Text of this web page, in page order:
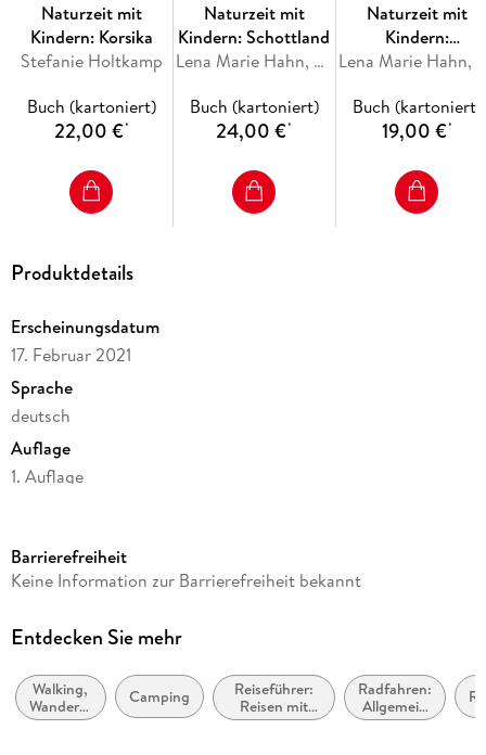
Naturzeit mit
Kindern: Korsika
Stefanie Holtkamp
Buch (kartoniert)
22,00 €*
Naturzeit mit
Kindern: Schottland
Lena Marie Hahn, Stefanie Holtkamp
Buch (kartoniert)
24,00 €*
Naturzeit mit
Kindern:
Ostseeküste
Vorpommern
Buch (kartoniert)
19,00 €*
Produktdetails
Erscheinungsdatum
17. Februar 2021
Sprache
deutsch
Auflage
1. Auflage
Reihe
Autor/Autorin
Verlag/Hersteller
Naturzeit Reiseverlag
Barrierefreiheit
Keine Information zur Barrierefreiheit bekannt
Entdecken Sie mehr
Walking,
Wandern,
Trekking
Camping
Reiseführer:
Reisen mit
Kindern,
Radfahren:
Allgemein
und